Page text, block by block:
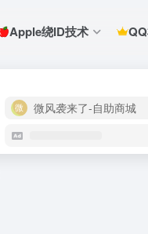
Apple绕ID技术
微风袭来了-自助商城